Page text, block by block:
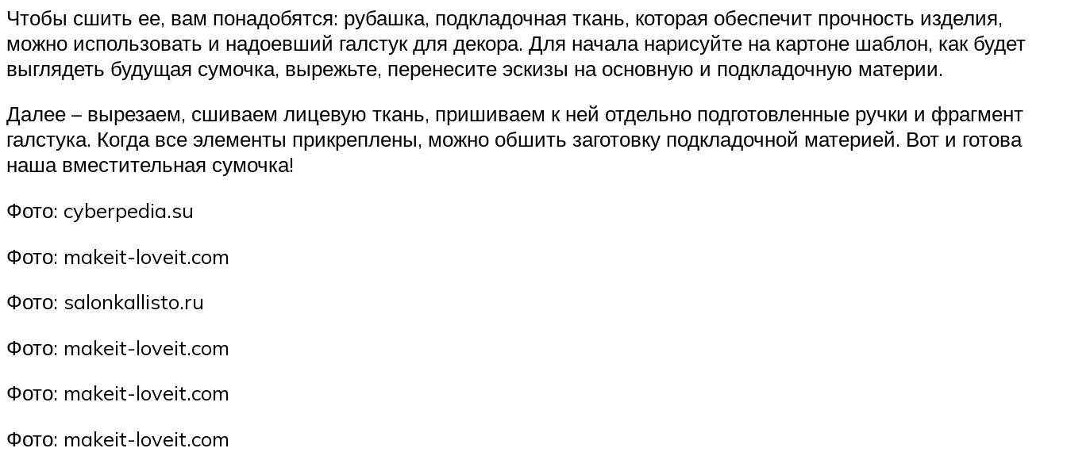
Чтобы сшить ее, вам понадобятся: рубашка, подкладочная ткань, которая обеспечит прочность изделия,
можно использовать и надоевший галстук для декора. Для начала нарисуйте на картоне шаблон, как будет
выглядеть будущая сумочка, вырежьте, перенесите эскизы на основную и подкладочную материи.
Далее – вырезаем, сшиваем лицевую ткань, пришиваем к ней отдельно подготовленные ручки и фрагмент
галстука. Когда все элементы прикреплены, можно обшить заготовку подкладочной материей. Вот и готова
наша вместительная сумочка!
Фото: cyberpedia.su
Фото: makeit-loveit.com
Фото: salonkallisto.ru
Фото: makeit-loveit.com
Фото: makeit-loveit.com
Фото: makeit-loveit.com